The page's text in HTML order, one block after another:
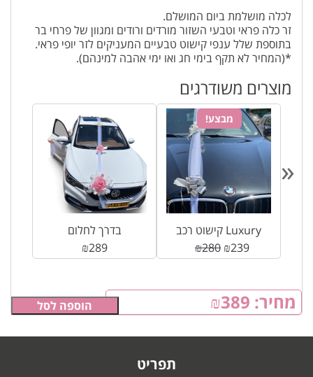
לכלה מושלמת ביום המושלם.
זר כלה פראי וטבעי השזור מורדים ורודים ומגוון של פרחי בר
בתוספת שלל ענפי קישוט טבעיים המעניקים לזר יופי פראי.
*(המחיר לא תקף בימי חג ואו ימי אהבה למינהם).
מחיר: ₪389 הוספה לסל
מוצרים משודרגים
בדרך לחלום
₪289
מבצע!
קישוט רכב Luxury
₪280 ₪239
«
תפריט